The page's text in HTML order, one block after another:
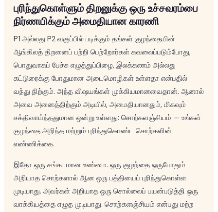
புரிந்துகொள்ளும் திறனுக்கு ஒரு உச்சவரம்பை
நிர்ணயிக்கும் அமைதியான காரணி
P1 அல்லது P2 வகுப்பில் படிக்கும் தங்கள் குழந்தையின்
ஆங்கிலத் திறனைப் பற்றி பெற்றோர்கள் கவலைப்படும்போது,
பொதுவாகப் பேச்சு எழுத்துப்பிழை, இலக்கணம் அல்லது
கட்டுரைக்கு போதுமான அடைமொழிகள் உள்ளதா என்பதில்
வந்து நிற்கும். அந்த விஷயங்கள் முக்கியமானவைதான். ஆனால்
அவை அனைத்திற்கும் அடியில், அமைதியானதும், மிகவும்
சக்திவாய்ந்ததுமான ஒன்று உள்ளது: சொற்களஞ்சியம் — உங்கள்
குழந்தை அறிந்த மற்றும் புரிந்துகொண்ட சொற்களின்
எண்ணிக்கை.
இதோ ஒரு சங்கடமான உண்மை. ஒரு குழந்தை ஒருபோதும்
அறியாத சொற்களால் ஆன ஒரு பத்தியைப் புரிந்துகொள்ள
முடியாது. அவர்கள் அறியாத ஒரு சொல்லைப் பயன்படுத்தி ஒரு
வாக்கியத்தை எழுத முடியாது. சொற்களஞ்சியம் என்பது மற்ற